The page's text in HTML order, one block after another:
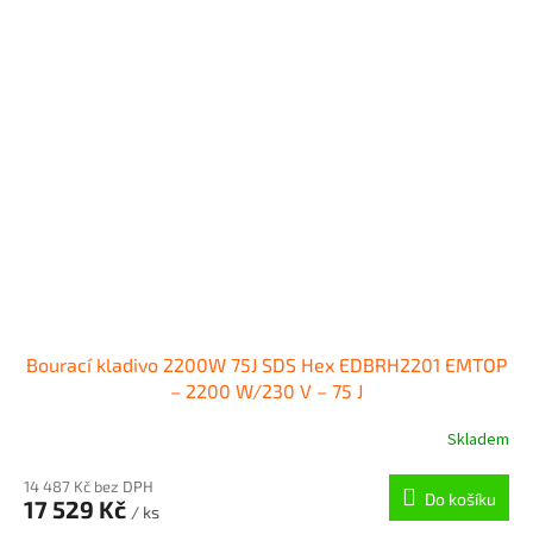
Bourací kladivo 2200W 75J SDS Hex EDBRH2201 EMTOP
– 2200 W/230 V – 75 J
Skladem
14 487 Kč bez DPH
17 529 Kč / ks
Do košíku